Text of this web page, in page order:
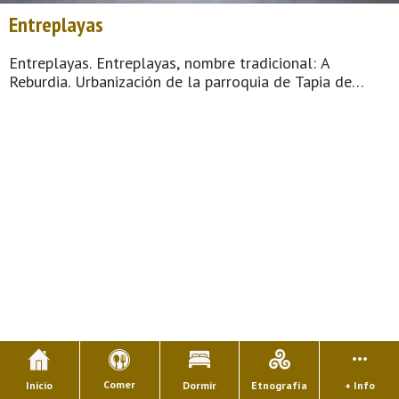
Entreplayas
Entreplayas. Entreplayas, nombre tradicional: A
Reburdia. Urbanización de la parroquia de Tapia de
Inicio Comer Dormir Etnografía + Info